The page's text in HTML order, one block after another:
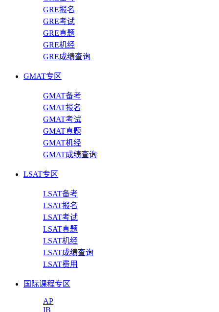
GRE报名
GRE考试
GRE真题
GRE机经
GRE成绩查询
GMAT专区
GMAT备考
GMAT报名
GMAT考试
GMAT真题
GMAT机经
GMAT成绩查询
LSAT专区
LSAT备考
LSAT报名
LSAT考试
LSAT真题
LSAT机经
LSAT成绩查询
LSAT费用
国际课程专区
AP
IB